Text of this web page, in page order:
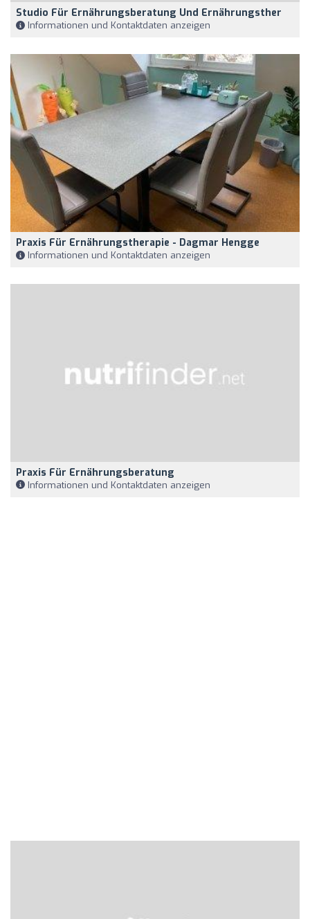
Studio Für Ernährungsberatung Und Ernährungsther
Informationen und Kontaktdaten anzeigen
Praxis Für Ernährungstherapie - Dagmar Hengge
Informationen und Kontaktdaten anzeigen
Praxis Für Ernährungsberatung
Informationen und Kontaktdaten anzeigen